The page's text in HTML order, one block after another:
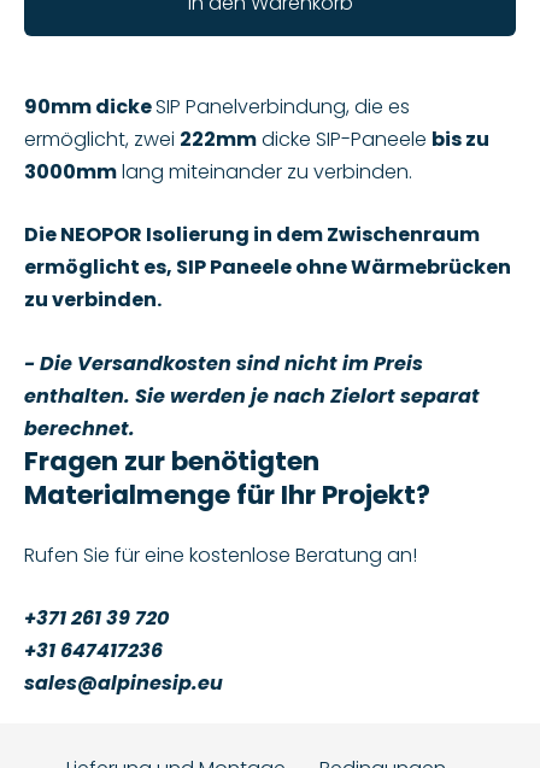
Fragen zur benötigten
Materialmenge für Ihr Projekt?
Rufen Sie für eine kostenlose Beratung an!
+371 261 39 720
+31 647417236
sales@alpinesip.eu
90mm dickeSIP Panelverbindung, die es
ermöglicht, zwei 222mmdicke SIP-Paneele bis zu
3000mmlang miteinander zu verbinden.
Die NEOPOR Isolierung in dem Zwischenraum
ermöglicht es, SIP Paneele ohne Wärmebrücken
zu verbinden.
- Die Versandkosten sind nicht im Preis
enthalten. Sie werden je nach Zielort separat
berechnet.